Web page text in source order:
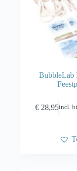
BubbleLab
€ 28,95incl.